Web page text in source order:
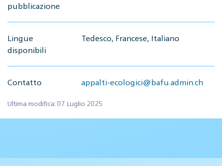
pubblicazione
Lingue
disponibili
Tedesco, Francese, Italiano
Contatto appalti-ecologici@bafu.admin.ch
Ultima modifica: 07 Luglio 2025